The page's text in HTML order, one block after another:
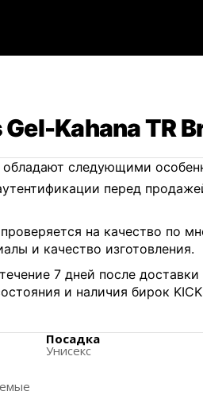
Kahana TR
обладают следующими
перед
на качество по
и качество изготовления.
7 дней после
и наличия бирок
бирки контроля
внешней шнуровки для
Посадка
Унисекс